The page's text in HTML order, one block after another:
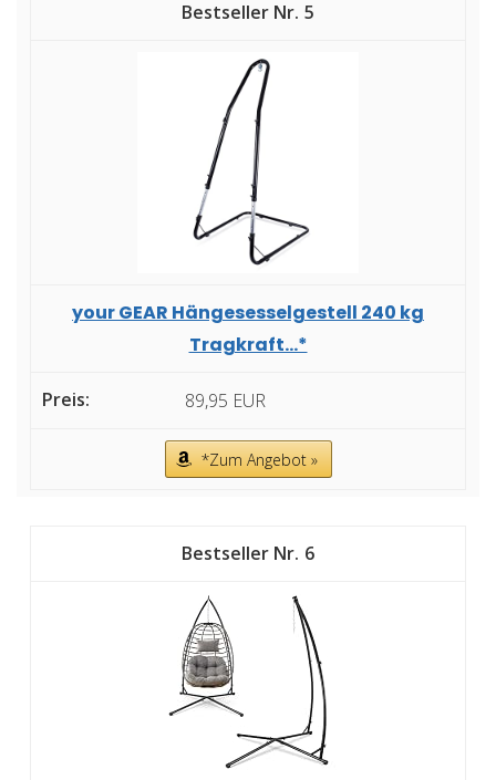
5
your GEAR Hängesesselgestell 240 kg
Tragkraft...*
89,95 EUR
*Zum Angebot »
6